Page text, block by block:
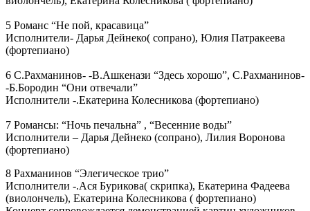
5 Романс “Не пой, красавица”
Исполнители- Дарья Дейнеко( сопрано), Юлия Патракеева
(фортепиано)
6 С.Рахманинов- -В.Ашкенази “Здесь хорошо”, С.Рахманинов-
-Б.Бородин “Они отвечали”
Исполнители -.Екатерина Колесникова (фортепиано)
7 Романсы: “Ночь печальна” , “Весенние воды”
Исполнители – Дарья Дейнеко (сопрано), Лилия Воронова
(фортепиано)
8 Рахманинов “Элегическое трио”
Исполнители -.Ася Бурикова( скрипка), Екатерина Фадеева
(виолончель), Екатерина Колесникова ( фортепиано)